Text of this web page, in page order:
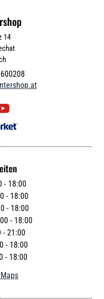
14
- 18:00
- 18:00
- 18:00
- 18:00
- 21:00
- 18:00
- 18:00